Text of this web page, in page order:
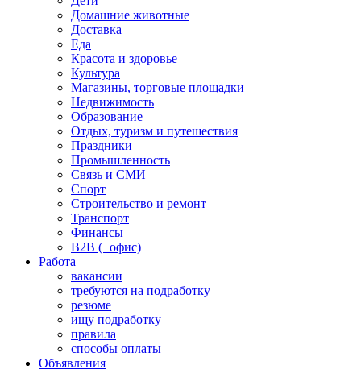
Домашние животные
Доставка
Еда
Красота и здоровье
Культура
Магазины, торговые площадки
Недвижимость
Образование
Отдых, туризм и путешествия
Праздники
Промышленность
Связь и СМИ
Спорт
Строительство и ремонт
Транспорт
Финансы
B2B (+офис)
Работа
вакансии
требуются на подработку
резюме
ищу подработку
правила
способы оплаты
Объявления